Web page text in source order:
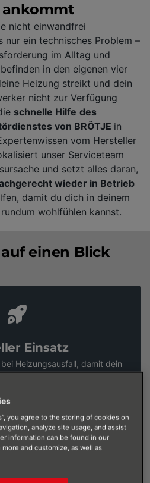
ankommt
nicht einwandfrei
ein technisches Problem –
im Alltag und
in den eigenen vier
Heizung streikt und dein
nicht zur Verfügung
schnelle Hilfe des
von BRÖTJE in
vom Hersteller
unser Serviceteam
und setzt alles daran,
wieder in Betrieb
damit du dich in deinem
wohlfühlen kannst.
einen Blick
Einsatz
Heizungsausfall, damit dein
Know-how
verfügen über tiefgehendes
you agree to the storing of cookies on
analyze site usage, and assist
information can be found in our
and customize, as well as